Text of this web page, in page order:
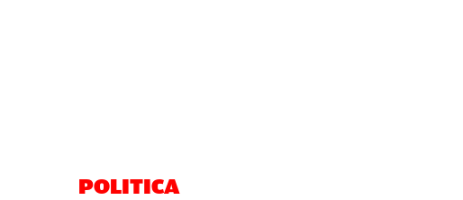
POLITICA